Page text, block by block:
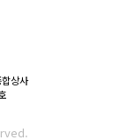
상사